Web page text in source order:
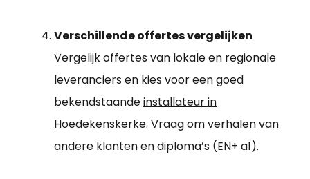
Verschillende offertes vergelijken
Vergelijk offertes van lokale en regionale
leveranciers en kies voor een goed
bekendstaandeinstallateur in
Hoedekenskerke. Vraag om verhalen van
andere klanten en diploma’s (EN+ a1).